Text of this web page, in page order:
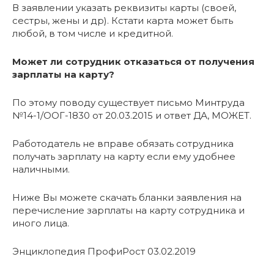
В заявлении указать реквизиты карты (своей,
сестры, жены и др). Кстати карта может быть
любой, в том числе и кредитной.
Может ли сотрудник отказаться от получения
зарплаты на карту?
По этому поводу существует письмо Минтруда
№14-1/ООГ-1830 от 20.03.2015 и ответ ДА, МОЖЕТ.
Работодатель не вправе обязать сотрудника
получать зарплату на карту если ему удобнее
наличными.
Ниже Вы можете скачать бланки заявления на
перечисление зарплаты на карту сотрудника и
иного лица.
Энциклопедия ПрофиРост 03.02.2019